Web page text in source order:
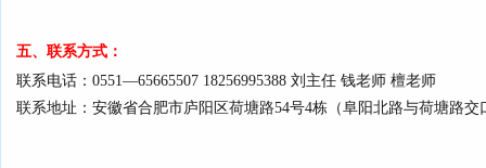
五、联系方式：
联系电话：0551—65665507 18256995388 刘主任 钱老师 檀老师
联系地址：安徽省合肥市庐阳区荷塘路54号4栋（阜阳北路与荷塘路交